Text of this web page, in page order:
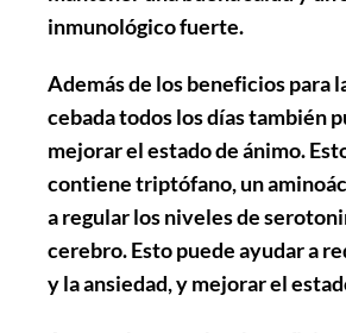
inmunológico fuerte.
Además de los beneficios para
cebada todos los díastambién
mejorar el estado de ánimo.
contiene triptófano, un
a regular los niveles de
cerebro. Esto puede ayudar a
y la ansiedad, y mejorar el